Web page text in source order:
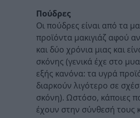
Πούδρες
Οι πούδρες είναι από τα
προϊόντα μακιγιάζ αφού
και δύο χρόνια μιας και
σκόνης (γενικά έχε στο
εξής κανόνα: τα υγρά
διαρκούν λιγότερο σε
σκόνη). Ωστόσο, κάποιες
έχουν στην σύνθεσή τους